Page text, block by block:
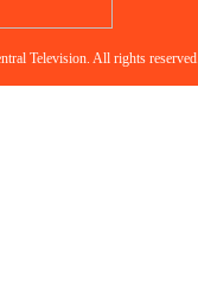
Television. All rights reserved.